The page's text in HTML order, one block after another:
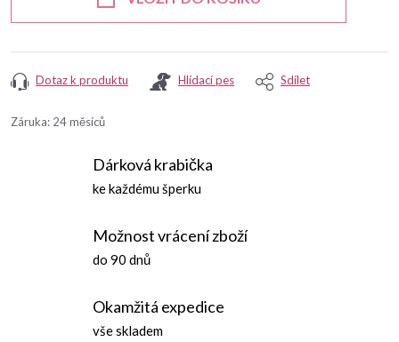
Dotaz k produktu Hlídací pes Sdílet
Záruka: 24 měsíců
Dárková krabička
ke každému šperku
Možnost vrácení zboží
do 90 dnů
Okamžitá expedice
vše skladem